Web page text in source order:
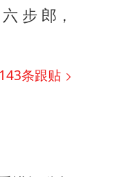
步 郎，
条跟贴